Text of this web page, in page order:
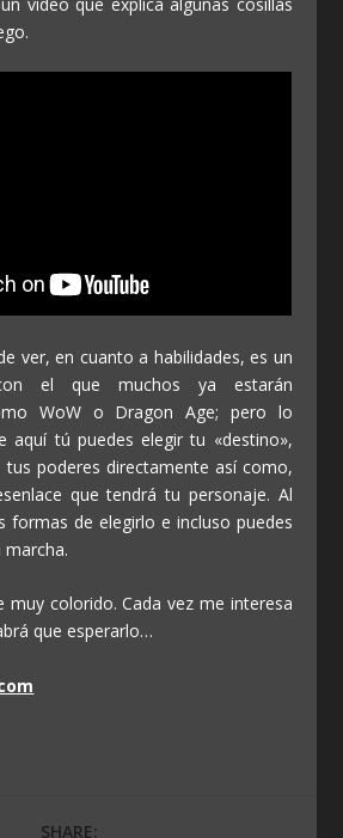
ver, en cuanto a habilidades, es un
el que muchos ya estarán
WoW o Dragon Age; pero lo
aquí tú puedes elegir tu «destino»,
poderes directamente así como,
que tendrá tu personaje. Al
formas de elegirlo e incluso puedes
muy colorido. Cada vez me interesa
que esperarlo…
SHARE: